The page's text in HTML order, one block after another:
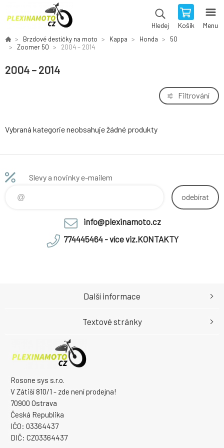
Hledej Košík Menu
Brzdové destičky na moto Kappa Honda
50
Zoomer 50
2004 – 2014
2004 – 2014
Filtrování
Vybraná kategorie neobsahuje žádné produkty
Slevy a novinky e-mailem
odebírat
info@plexinamoto.cz
774445464 - více viz.KONTAKTY
Rosone sys s.r.o.
V Zátiší 810/1 - zde není prodejna!
70900 Ostrava
Česká Republika
IČO: 03364437
DIČ: CZ03364437
Další informace
Textové stránky